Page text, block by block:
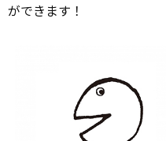
ができます！